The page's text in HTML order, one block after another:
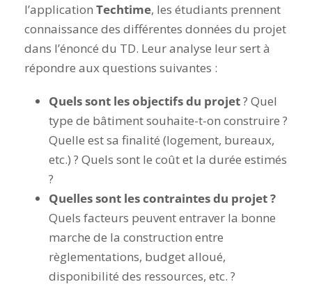
l’application Techtime, les étudiants prennent
connaissance des différentes données du projet
dans l’énoncé du TD. Leur analyse leur sert à
répondre aux questions suivantes :
Quels sont les objectifs du projet? Quel
type de bâtiment souhaite-t-on construire ?
Quelle est sa finalité (logement, bureaux,
etc.) ? Quels sont le coût et la durée estimés
?
Quelles sont les contraintes du projet ?
Quels facteurs peuvent entraver la bonne
marche de la construction entre
règlementations, budget alloué,
disponibilité des ressources, etc. ?